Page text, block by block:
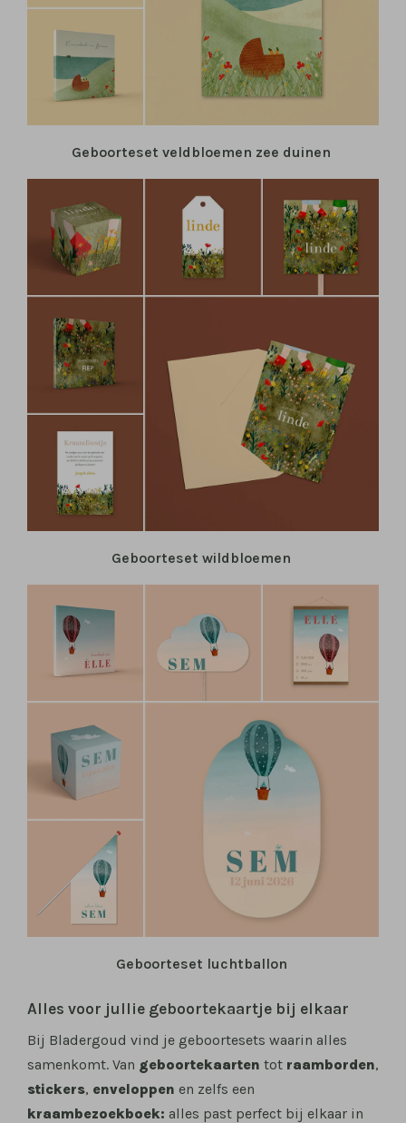
Geboorteset veldbloemen zee duinen
Geboorteset wildbloemen
Geboorteset luchtballon
Alles voor jullie geboortekaartje bij elkaar
Bij Bladergoud vind je geboortesets waarin alles
samenkomt. Van geboortekaarten tot raamborden,
stickers, enveloppen en zelfs een
kraambezoekboek: alles past perfect bij elkaar in